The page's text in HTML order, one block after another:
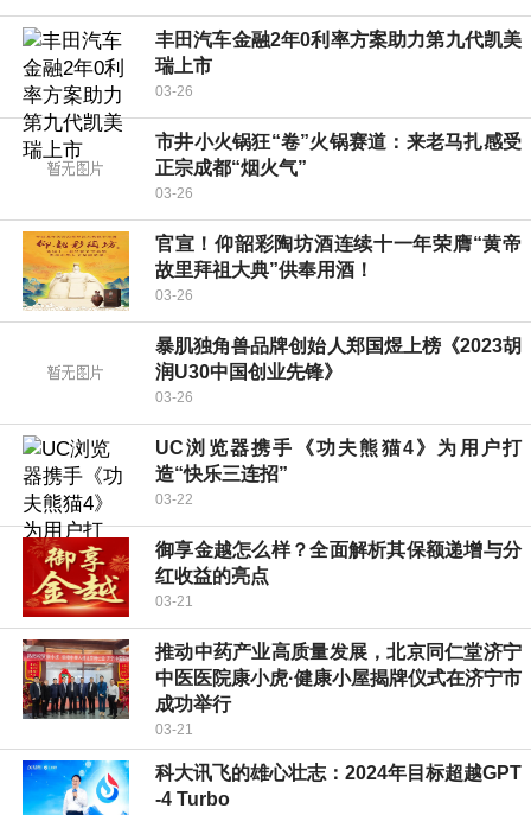
丰田汽车金融2年0利率方案助力第九代凯美
瑞上市
03-26
市井小火锅狂“卷”火锅赛道：来老马扎感受
正宗成都“烟火气”
03-26
官宣！仰韶彩陶坊酒连续十一年荣膺“黄帝
故里拜祖大典”供奉用酒！
03-26
暴肌独角兽品牌创始人郑国煜上榜《2023胡
润U30中国创业先锋》
03-26
UC浏览器携手《功夫熊猫4》为用户打
造“快乐三连招”
03-22
御享金越怎么样？全面解析其保额递增与分
红收益的亮点
03-21
推动中药产业高质量发展，北京同仁堂济宁
中医医院康小虎·健康小屋揭牌仪式在济宁市
成功举行
03-21
科大讯飞的雄心壮志：2024年目标超越GPT
-4 Turbo